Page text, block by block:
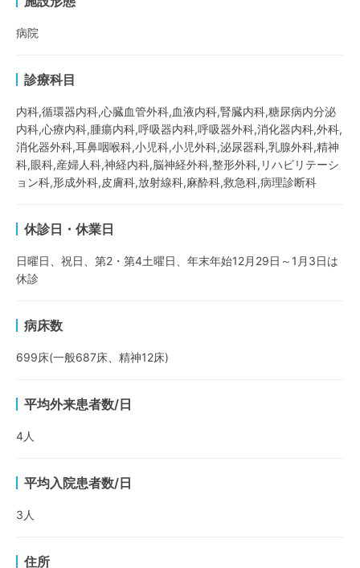
病院
診療科目
内科,循環器内科,心臓血管外科,血液内科,腎臓内科,糖尿病内分泌
内科,心療内科,腫瘍内科,呼吸器内科,呼吸器外科,消化器内科,外科,
消化器外科,耳鼻咽喉科,小児科,小児外科,泌尿器科,乳腺外科,精神
科,眼科,産婦人科,神経内科,脳神経外科,整形外科,リハビリテーシ
ョン科,形成外科,皮膚科,放射線科,麻酔科,救急科,病理診断科
休診日・休業日
日曜日、祝日、第2・第4土曜日、年末年始12月29日～1月3日は
休診
病床数
699床(一般687床、精神12床)
平均外来患者数/日
4人
平均入院患者数/日
3 人
住所